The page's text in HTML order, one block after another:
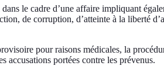
le cadre d’une affaire impliquant
de corruption, d’atteinte à la liberté
pour raisons médicales, la
accusations portées contre les prévenus.